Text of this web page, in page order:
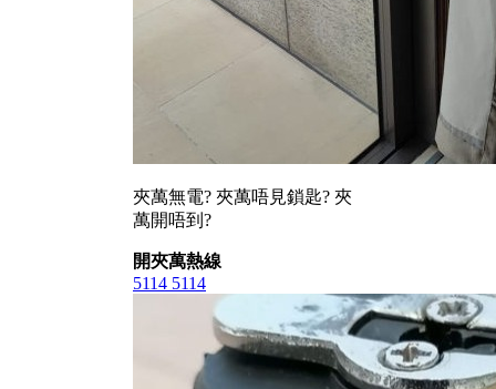
夾萬無電? 夾萬唔見鎖匙? 夾
萬開唔到?
開夾萬熱線
5114 5114